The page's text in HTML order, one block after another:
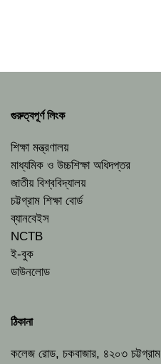
গুরুত্বপূর্ণ লিংক
শিক্ষা মন্ত্রণালয়
মাধ্যমিক ও উচ্চশিক্ষা অধিদপ্তর
জাতীয় বিশ্ববিদ্যালয়
চট্টগ্রাম শিক্ষা বোর্ড
ব্যানবেইস
NCTB
ই-বুক
ডাউনলোড
ঠিকানা
কলেজ রোড, চকবাজার, ৪২০৩ চট্টগ্রাম